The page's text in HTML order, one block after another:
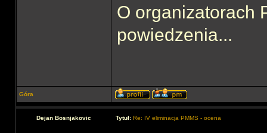
O organizatorach
powiedzenia...
Góra
Dejan Bosnjakovic Tytuł: Re: IV eliminacja PMMS - ocena